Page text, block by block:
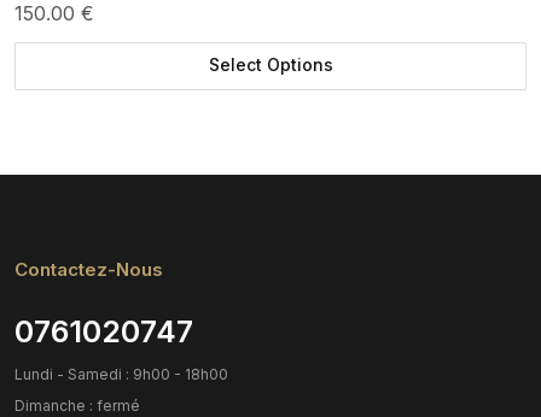
150.00 €
Select Options
Contactez-Nous
0761020747
Lundi - Samedi : 9h00 - 18h00
Dimanche : fermé